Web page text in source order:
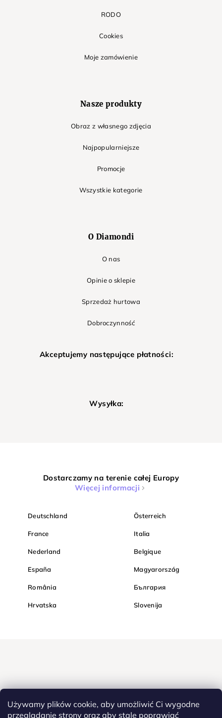
Używamy plików cookie, aby umożliwić Ci wygodne
przeglądanie strony oraz aby stale poprawiać
RODO
Cookies
Moje zamówienie
Nasze produkty
Obraz z własnego zdjęcia
Najpopularniejsze
Promocje
Wszystkie kategorie
O Diamondi
O nas
Opinie o sklepie
Sprzedaż hurtowa
Dobroczynność
Akceptujemy następujące płatności:
Wysyłka:
Dostarczamy na terenie całej Europy
Więcej informacji
Deutschland Österreich
France Italia
Nederland Belgique
España Magyarország
România България
Hrvatska Slovenija